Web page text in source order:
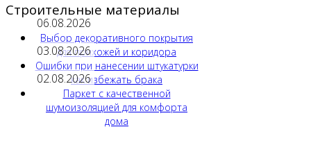
Строительные материалы
06.08.2026
Выбор декоративного покрытия
для прихожей и коридора
03.08.2026
Ошибки при нанесении штукатурки
как избежать брака
02.08.2026
Паркет с качественной
шумоизоляцией для комфорта
дома